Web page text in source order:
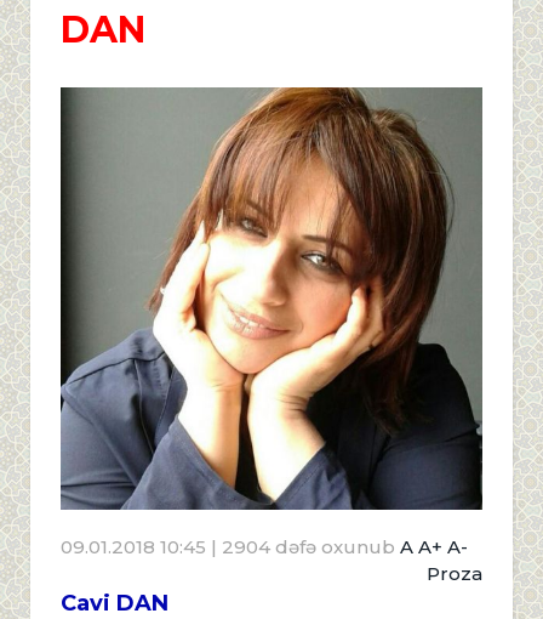
DAN
09.01.2018 10:45 | 2904 dəfə oxunub A A+ A-
Proza
Cavi DAN